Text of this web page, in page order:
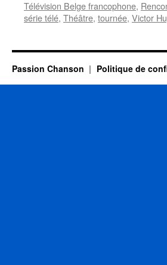
Télévision Belge francophone,
série télé, Théâtre, tournée, Victor
Passion Chanson Politique de